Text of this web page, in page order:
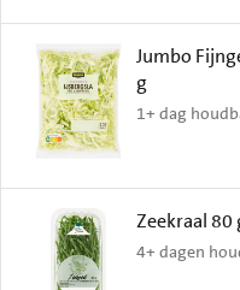
Jumbo
g
1+ dag
Zeekraal 80
4+ dagen